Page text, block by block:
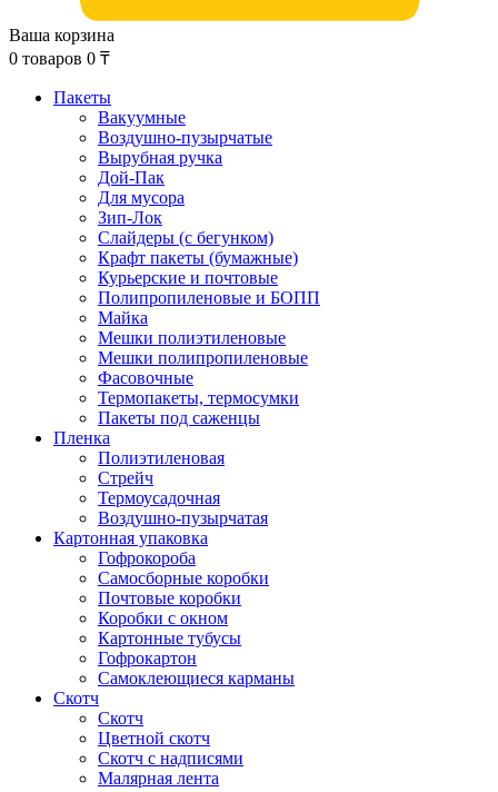
Ваша корзина
0 товаров 0 ₸
Пакеты
Вакуумные
Воздушно-пузырчатые
Вырубная ручка
Дой-Пак
Для мусора
Зип-Лок
Слайдеры (с бегунком)
Крафт пакеты (бумажные)
Курьерские и почтовые
Полипропиленовые и БОПП
Майка
Мешки полиэтиленовые
Мешки полипропиленовые
Фасовочные
Термопакеты, термосумки
Пакеты под саженцы
Пленка
Полиэтиленовая
Стрейч
Термоусадочная
Воздушно-пузырчатая
Картонная упаковка
Гофрокороба
Самосборные коробки
Почтовые коробки
Коробки с окном
Картонные тубусы
Гофрокартон
Самоклеющиеся карманы
Скотч
Скотч
Цветной скотч
Скотч с надписями
Малярная лента